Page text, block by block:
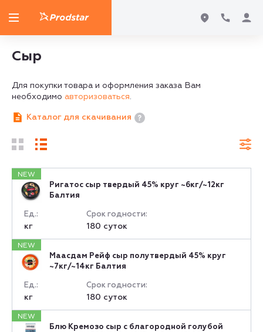
Сыр
Для покупки товара и оформления заказа Вам
необходимо авторизоваться.
Каталог для скачивания
NEW
Ригатос сыр твердый 45% круг ~6кг/~12кг
Балтия
Срок годности:
180 суток
Ед.:
кг
NEW
Маасдам Рейф сыр полутвердый 45% круг
~7кг/~14кг Балтия
Срок годности:
180 суток
Ед.:
кг
NEW
Блю Кремозо сыр с благородной голубой